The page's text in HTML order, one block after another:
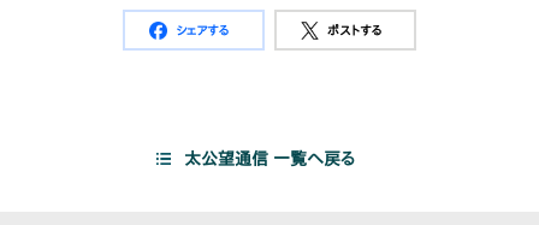
シェアする ポストする
太公望通信 一覧へ戻る